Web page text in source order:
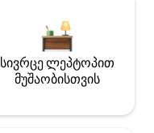
სივრცე ლეპტოპით
მუშაობისთვის